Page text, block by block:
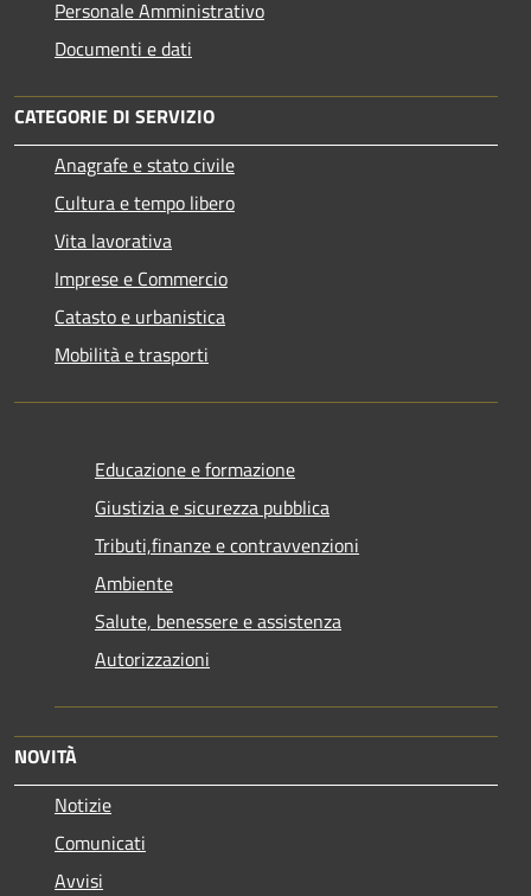
Personale Amministrativo
Documenti e dati
CATEGORIE DI SERVIZIO
Anagrafe e stato civile
Cultura e tempo libero
Vita lavorativa
Imprese e Commercio
Catasto e urbanistica
Mobilità e trasporti
Educazione e formazione
Giustizia e sicurezza pubblica
Tributi,finanze e contravvenzioni
Ambiente
Salute, benessere e assistenza
Autorizzazioni
NOVITÀ
Notizie
Comunicati
Avvisi